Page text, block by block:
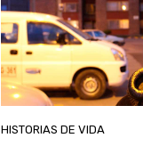
HISTORIAS DE VIDA